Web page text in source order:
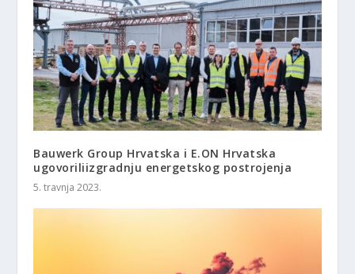
Bauwerk Group Hrvatska i E.ON Hrvatska
ugovoriliizgradnju energetskog postrojenja
5. travnja 2023.